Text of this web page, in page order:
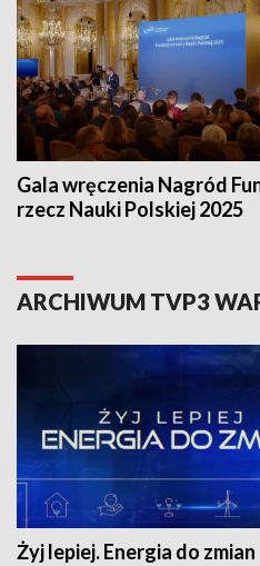
Gala wręczenia Nagród
rzecz Nauki Polskiej 2025
ARCHIWUM TVP3
Żyj lepiej. Energia do zmian